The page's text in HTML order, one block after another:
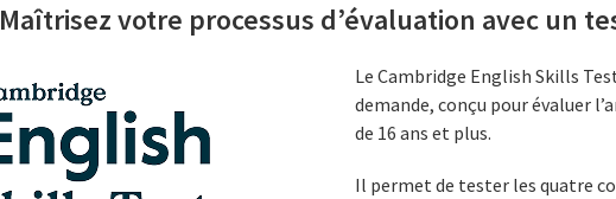
Maîtrisez votre processus d’évaluation avec un
Le Cambridge English Skills
demande, conçu pour évaluer
de 16 ans et plus.
Il permet de tester les quatre